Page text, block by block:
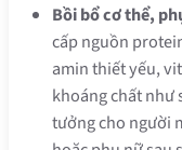
Bồi bổ cơ thể,
cấp nguồn
amin thiết yếu,
khoáng chất như
tưởng cho người